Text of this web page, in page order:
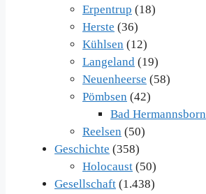
Erpentrup (18)
Herste (36)
Kühlsen (12)
Langeland (19)
Neuenheerse (58)
Pömbsen (42)
Bad Hermannsborn
Reelsen (50)
Geschichte (358)
Holocaust (50)
Gesellschaft (1.438)